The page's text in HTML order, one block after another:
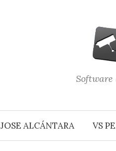
Software
JOSE ALCÁNTARA VS